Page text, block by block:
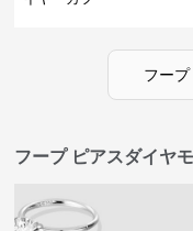
フープ
フープ ピアスダイヤ